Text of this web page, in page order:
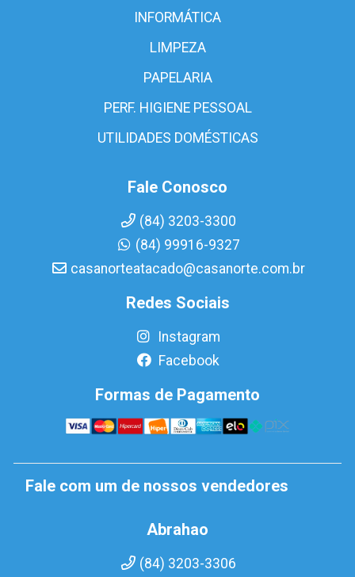
INFORMÁTICA
LIMPEZA
PAPELARIA
PERF. HIGIENE PESSOAL
UTILIDADES DOMÉSTICAS
Fale Conosco
(84) 3203-3300
(84) 99916-9327
casanorteatacado@casanorte.com.br
Redes Sociais
Instagram
Facebook
Formas de Pagamento
Fale com um de nossos vendedores
Abrahao
(84) 3203-3306